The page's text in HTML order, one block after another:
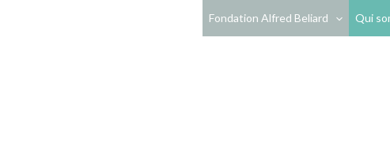
Fondation Alfred Beliard Qui